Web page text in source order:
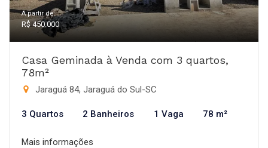
A partir de:
R$ 450.000
Casa Geminada à Venda com 3 quartos,
78m²
Jaraguá 84, Jaraguá do Sul-SC
3 Quartos 2 Banheiros 1 Vaga 78 m²
Mais informações